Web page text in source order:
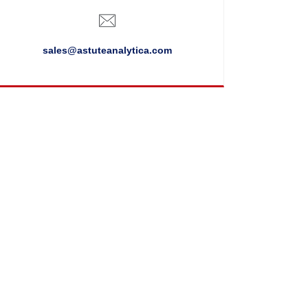
sales@astuteanalytica.com